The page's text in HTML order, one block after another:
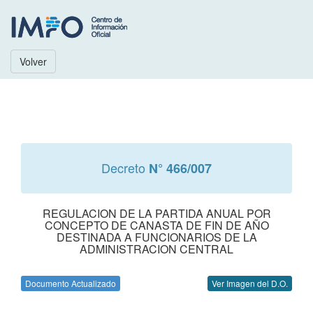
Volver
Decreto N° 466/007
REGULACION DE LA PARTIDA ANUAL POR
CONCEPTO DE CANASTA DE FIN DE AÑO
DESTINADA A FUNCIONARIOS DE LA
ADMINISTRACION CENTRAL
Documento Actualizado Ver Imagen del D.O.